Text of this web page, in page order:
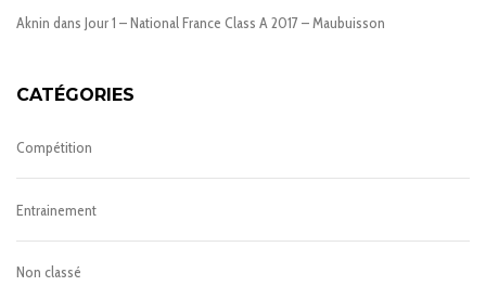
Aknin dans Jour 1 – National France Class A 2017 – Maubuisson
CATÉGORIES
Compétition
Entrainement
Non classé